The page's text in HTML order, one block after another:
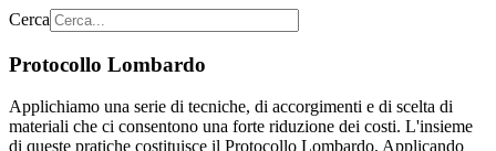
Cerca
Protocollo Lombardo
Applichiamo una serie di tecniche, di accorgimenti e di scelta di
materiali che ci consentono una forte riduzione dei costi. L'insieme
di queste pratiche costituisce il Protocollo Lombardo. Applicando